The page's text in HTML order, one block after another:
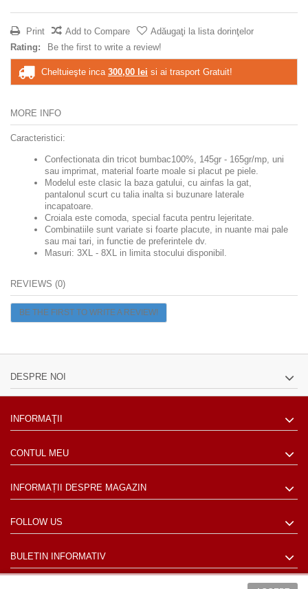
Print Add to Compare
Adăugaţi la lista dorinţelor
Rating:
Be the first to write a review!
Cheltuieşte inca 300,00 lei si ai trasport Gratuit!
MORE INFO
Caracteristici:
Confectionata din tricot bumbac100%, 145gr - 165gr/mp, uni
sau imprimat, material foarte moale si placut pe piele.
Modelul este clasic la baza gatului, cu ainfas la gat,
pantalonul scurt cu talia inalta si buzunare laterale
incapatoare.
Croiala este comoda, special facuta pentru lejeritate.
Combinatiile sunt variate si foarte placute, in nuante mai pale
sau mai tari, in functie de preferintele dv.
Masuri: 3XL - 8XL in limita stocului disponibil.
REVIEWS (0)
BE THE FIRST TO WRITE A REVIEW!
DESPRE NOI
INFORMAŢII
CONTUL MEU
INFORMAȚII DESPRE MAGAZIN
FOLLOW US
BULETIN INFORMATIV